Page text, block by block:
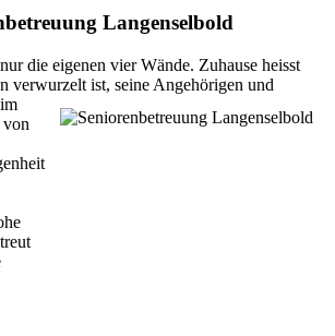
Langenselbold
die eigenen vier Wände. Zuhause heisst
verwurzelt ist, seine Angehörigen und
von